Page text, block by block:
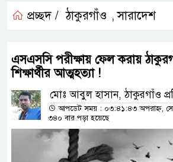
প্রচ্ছদ / ঠাকুরগাঁও ,সারাদেশ
এসএসসি পরীক্ষায় ফেল করায়
শিক্ষার্থীর আত্মহত্যা !
মোঃ আবুল হাসান, ঠাকুরগাঁও
আপডেট সময় : ০৩:৪১:৪৩ অপরাহ্ন,
৩৪০ বার পড়া হয়েছে